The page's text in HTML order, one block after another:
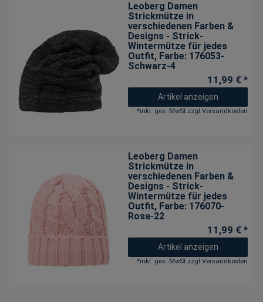
Leoberg Damen
Strickmütze in
verschiedenen Farben &
Designs - Strick-
Wintermütze für jedes
Outfit, Farbe: 176053-
Schwarz-4
11,99 € *
Artikel anzeigen
*inkl. ges. MwSt.zzgl.Versandkosten
Leoberg Damen
Strickmütze in
verschiedenen Farben &
Designs - Strick-
Wintermütze für jedes
Outfit, Farbe: 176070-
Rosa-22
11,99 € *
Artikel anzeigen
*inkl. ges. MwSt.zzgl.Versandkosten